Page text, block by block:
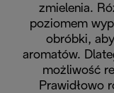
zmielenia.
poziomem
obróbki,
aromatów.
możliwość
Prawidłowo